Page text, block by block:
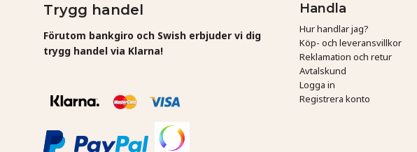
Trygg handel
Förutom bankgiro och Swish erbjuder vi dig
trygg handel via Klarna!
Handla
Hur handlar jag?
Köp- och leveransvillkor
Reklamation och retur
Avtalskund
Logga in
Registrera konto